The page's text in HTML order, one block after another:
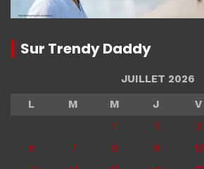
Sur Trendy Daddy
JUILLET 2026
L
M M J V
1
2 3
6
7 8 9 10